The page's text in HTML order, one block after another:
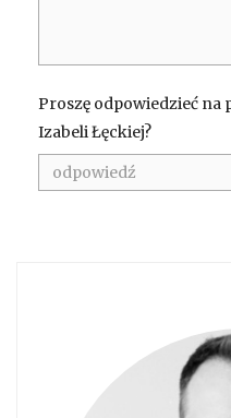
Proszę odpowiedzieć na
Izabeli Łęckiej?